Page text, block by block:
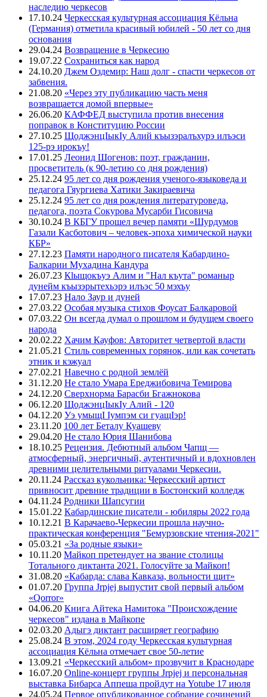
наследию черкесов
17.10.24 Черкесская культурная ассоциация Кёльна
(Германия) отметила красивый юбилей - 50 лет со дня
основания
29.04.24 Возвращение в Черкесию
19.07.22 Сохраниться как народ
24.10.20 Джем Оздемир: Наш долг - спасти черкесов от
забвения.
21.08.20 «Через эту публикацию часть меня
возвращается домой впервые»
26.06.20 КАФФЕД выступила против внесения
поправок в Конституцию России
27.10.25 ЩоджэнцIыкIу Алий къызэралъхурэ илъэси
125-рэ ирокъу!
17.01.25 Леонид Шогенов: поэт, гражданин,
просветитель (к 90-летию со дня рождения)
25.12.24 95 лет со дня рождения ученого-языковеда и
педагога Гяургиева Хатики Закираевича
25.12.24 95 лет со дня рождения литературоведа,
педагога, поэта Сокурова Мусарби Гисовича
30.10.24 В КБГУ прошел вечер памяти «Шурдумов
Газали Касботович – человек-эпоха химической науки
КБР»
27.12.23 Памяти народного писателя Кабардино-
Балкарии Мухадина Кандура
26.07.23 Кlыщокъуэ Алим и "Нал къута" романыр
дунейм къызэрытехьэрэ илъэс 50 мэхъу
17.07.23 Нало Заур и дуней
27.03.22 Особая музыка стихов Фоусат Балкаровой
07.03.22 Он всегда думал о прошлом и будущем своего
народа
20.02.22 Хачим Кауфов: Авторитет четвертой власти
21.05.21 Стиль современных горянок, или как сочетать
этник и кэжуал
27.02.21 Навечно с родной землёй
31.12.20 Не стало Умара Ереджибовича Темирова
24.12.20 Сверхнорма Барасби Бгажнокова
06.12.20 ЩоджэнцIыкIу Алий - 120
04.12.20 Уэ умыщI Iумпэм си гуащIэр!
23.11.20 100 лет Беталу Куашеву
29.04.20 Не стало Юрия Шанибова
18.10.25 Рецензия. Дебютный альбом Чапщ —
атмосферный, энергичный, аутентичный и вдохновлен
древними целительными ритуалами Черкесии.
20.11.24 Рассказ кукольника: Черкесский артист
привносит древние традиции в Бостонский колледж
04.11.24 Родники Шапсугии
15.01.22 Кабардинские писатели - юбиляры 2022 года
10.12.21 В Карачаево-Черкесии прошла научно-
практическая конференция "Бемурзовские чтения-2021"
05.03.21 «За родные языки»
10.11.20 Майкоп претендует на звание столицы
Тотального диктанта 2021. Голосуйте за Майкоп!
31.08.20 «Кабарда: слава Кавказа, вольности щит»
01.07.20 Группа Jrpjej выпустит свой первый альбом
«Qorror»
04.06.20 Книга Айтека Намитока "Происхождение
черкесов" издана в Майкопе
02.03.20 Адыгэ диктант расширяет географию
25.08.24 В этом, 2024 году Черкесская культурная
ассоциация Кёльна отмечает свое 50-летие
13.09.21 «Черкесский альбом» прозвучит в Краснодаре
16.07.20 Online-концерт группы Jrpjej и персональная
выставка Бибарса Аппеша пройдут на Yotube 17 июля
24.05.24 Первое опубликованное собрание сочинений